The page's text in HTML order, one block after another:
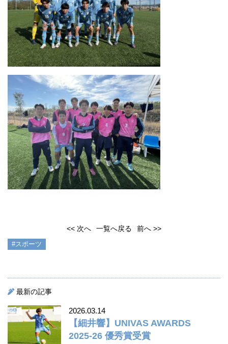
<< 次へ 一覧へ戻る 前へ >>
#スポーツ
最新の記事
2026.03.14
【細井響】UNIVAS AWARDS
2025-26 優秀賞受賞